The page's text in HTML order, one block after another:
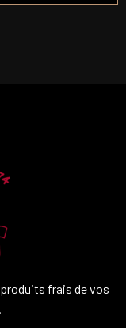
frais de vos